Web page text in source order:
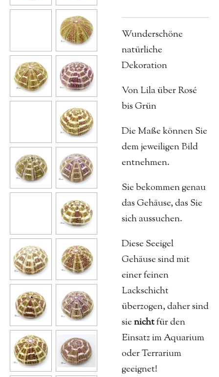
Wunderschöne
natürliche
Dekoration
Von Lila über Rosé
bis Grün
Die Maße können Sie
dem jeweiligen Bild
entnehmen.
Sie bekommen genau
das Gehäuse, das Sie
sich aussuchen.
Diese Seeigel
Gehäuse sind mit
einer feinen
Lackschicht
überzogen, daher sind
sienichtfür den
Einsatz im Aquarium
oder Terrarium
geeignet!